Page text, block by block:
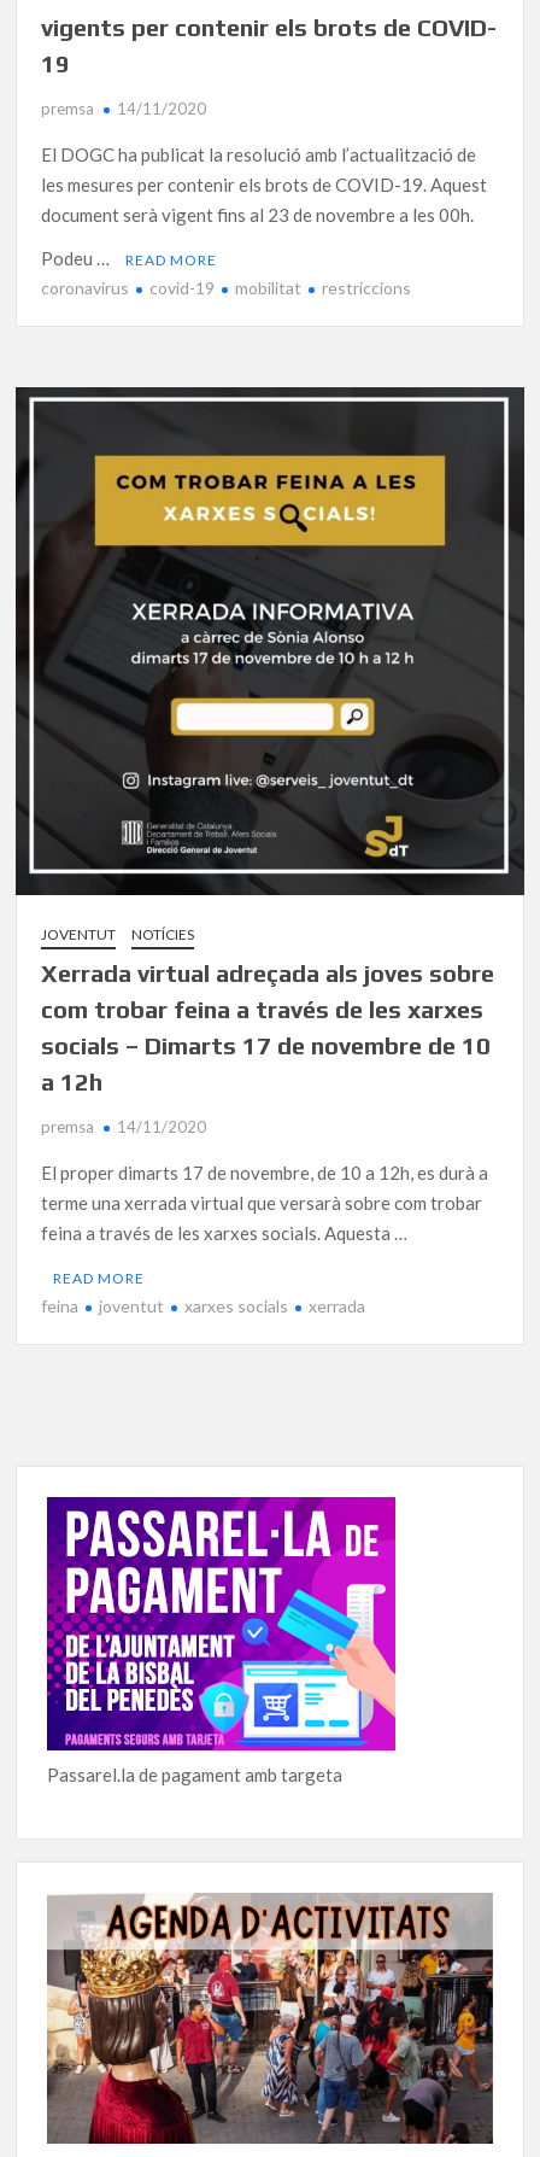
vigents per contenir els brots de COVID-
19
premsa 14/11/2020
El DOGC ha publicat la resolució amb l’actualització de
les mesures per contenir els brots de COVID-19. Aquest
document serà vigent fins al 23 de novembre a les 00h.
Podeu …
READ MORE
coronavirus covid-19 mobilitat restriccions
JOVENTUT NOTÍCIES
Xerrada virtual adreçada als joves sobre
com trobar feina a través de les xarxes
socials – Dimarts 17 de novembre de 10
a 12h
premsa 14/11/2020
El proper dimarts 17 de novembre, de 10 a 12h, es durà a
terme una xerrada virtual que versarà sobre com trobar
feina a través de les xarxes socials. Aquesta …
READ MORE
feina joventut xarxes socials xerrada
Passarel.la de pagament amb targeta